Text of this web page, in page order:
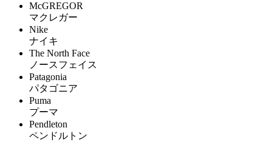
McGREGOR
マクレガー
Nike
ナイキ
The North Face
ノースフェイス
Patagonia
パタゴニア
Puma
プーマ
Pendleton
ペンドルトン